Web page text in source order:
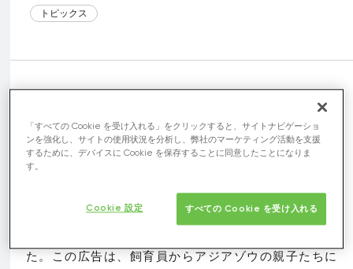
トピックス
ブラザーが、東山動植物園（名古屋市）の広報パート
掲載した新聞広告「新しく生まれたあなたへ。」が、
た。この広告は、飼育員からアジアゾウの親子たちに
「すべての Cookie を受け入れる」をクリックすると、サイトナビゲーショ
ンを強化し、サイトの使用状況を分析し、弊社のマーケティング活動を支援
するために、デバイスに Cookie を保存することに同意したことになりま
す。
すべての Cookie を受け入れる
Cookie 設定